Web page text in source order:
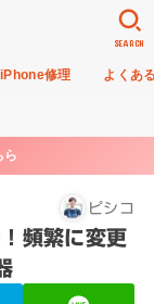
iPhone修理 よくあ
SEARCH
ら
ピシコ
頻繁に変更